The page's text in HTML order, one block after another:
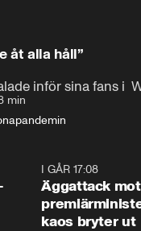
åt alla håll”
inför sina fans i
min
I GÅR 17:08
Äggattack mot
kaos bryter ut